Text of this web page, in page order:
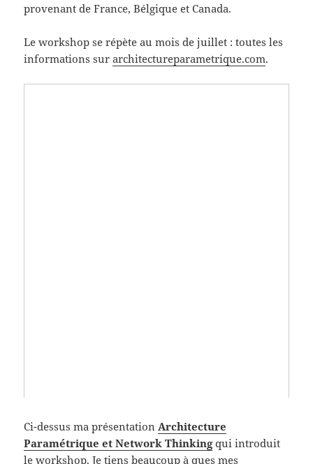
provenant de France, Bélgique et Canada.
Le workshop se répète au mois de juillet : toutes les
informations surarchitectureparametrique.com.
Ci-dessus ma présentation Architecture
Paramétrique et Network Thinking qui introduit
le workshop. Je tiens beaucoup à ques mes